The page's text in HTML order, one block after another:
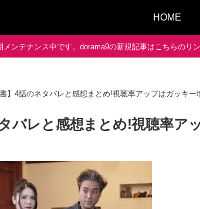
HOME
メンテナンス中です。dorama9の新規記事はこちらのリ
書】4話のネタバレと感想まとめ!視聴率アップはガッキ
バレと感想まとめ!視聴率ア